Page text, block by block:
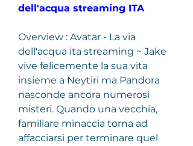
dell'acqua streaming ITA
Overview : Avatar - La via
dell'acqua ita streaming ~ Jake
vive felicemente la sua vita
insieme a Neytiri ma Pandora
nasconde ancora numerosi
misteri. Quando una vecchia,
familiare minaccia torna ad
affacciarsi per terminare quel